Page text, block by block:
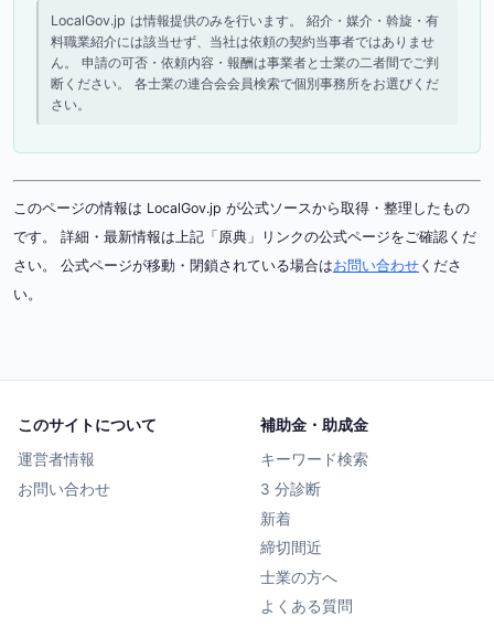
LocalGov.jp は情報提供のみを行います。 紹介・媒介・斡旋・有
料職業紹介には該当せず、当社は依頼の契約当事者ではありませ
ん。 申請の可否・依頼内容・報酬は事業者と士業の二者間でご判
断ください。 各士業の連合会会員検索で個別事務所をお選びくだ
さい。
このページの情報は LocalGov.jp が公式ソースから取得・整理したもの
です。 詳細・最新情報は上記「原典」リンクの公式ページをご確認くだ
さい。 公式ページが移動・閉鎖されている場合はお問い合わせ くださ
い。
このサイトについて
運営者情報
お問い合わせ
補助金・助成金
キーワード検索
3 分診断
新着
締切間近
士業の方へ
よくある質問